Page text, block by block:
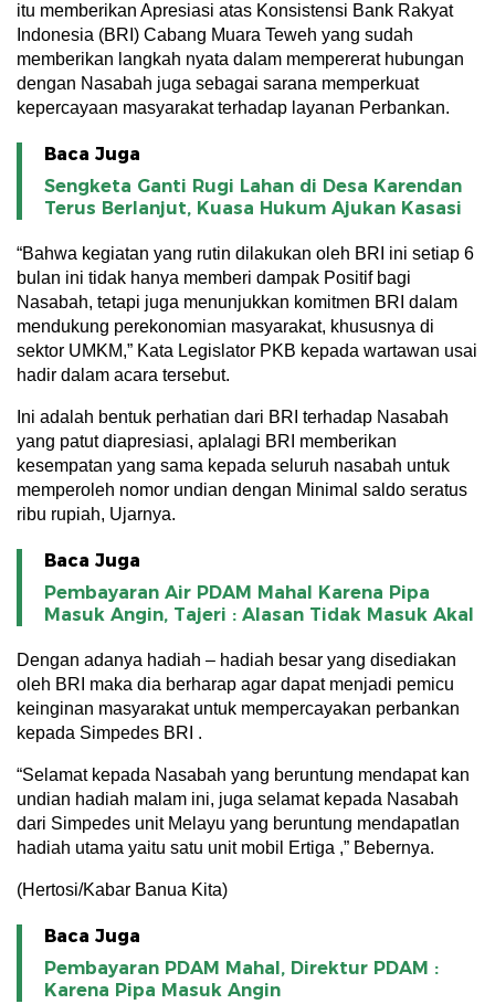
itu memberikan Apresiasi atas Konsistensi Bank Rakyat
Indonesia (BRI) Cabang Muara Teweh yang sudah
memberikan langkah nyata dalam mempererat hubungan
dengan Nasabah juga sebagai sarana memperkuat
kepercayaan masyarakat terhadap layanan Perbankan.
Baca Juga
Sengketa Ganti Rugi Lahan di Desa Karendan
Terus Berlanjut, Kuasa Hukum Ajukan Kasasi
“Bahwa kegiatan yang rutin dilakukan oleh BRI ini setiap 6
bulan ini tidak hanya memberi dampak Positif bagi
Nasabah, tetapi juga menunjukkan komitmen BRI dalam
mendukung perekonomian masyarakat, khususnya di
sektor UMKM,” Kata Legislator PKB kepada wartawan usai
hadir dalam acara tersebut.
Ini adalah bentuk perhatian dari BRI terhadap Nasabah
yang patut diapresiasi, aplalagi BRI memberikan
kesempatan yang sama kepada seluruh nasabah untuk
memperoleh nomor undian dengan Minimal saldo seratus
ribu rupiah, Ujarnya.
Baca Juga
Pembayaran Air PDAM Mahal Karena Pipa
Masuk Angin, Tajeri : Alasan Tidak Masuk Akal
Dengan adanya hadiah – hadiah besar yang disediakan
oleh BRI maka dia berharap agar dapat menjadi pemicu
keinginan masyarakat untuk mempercayakan perbankan
kepada Simpedes BRI .
“Selamat kepada Nasabah yang beruntung mendapat kan
undian hadiah malam ini, juga selamat kepada Nasabah
dari Simpedes unit Melayu yang beruntung mendapatlan
hadiah utama yaitu satu unit mobil Ertiga ,” Bebernya.
(Hertosi/Kabar Banua Kita)
Baca Juga
Pembayaran PDAM Mahal, Direktur PDAM :
Karena Pipa Masuk Angin